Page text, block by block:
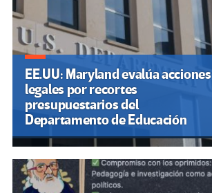
EE.UU: Maryland evalúa acciones
legales por recortes
presupuestarios del
Departamento de Educación